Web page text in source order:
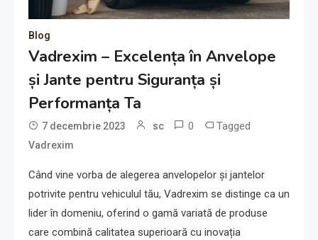
Blog
Vadrexim – Excelența în Anvelope
și Jante pentru Siguranța și
Performanța Ta
7 decembrie 2023 sc 0 Tagged
Vadrexim
Când vine vorba de alegerea anvelopelor și jantelor
potrivite pentru vehiculul tău, Vadrexim se distinge ca un
lider în domeniu, oferind o gamă variată de produse
care combină calitatea superioară cu inovația